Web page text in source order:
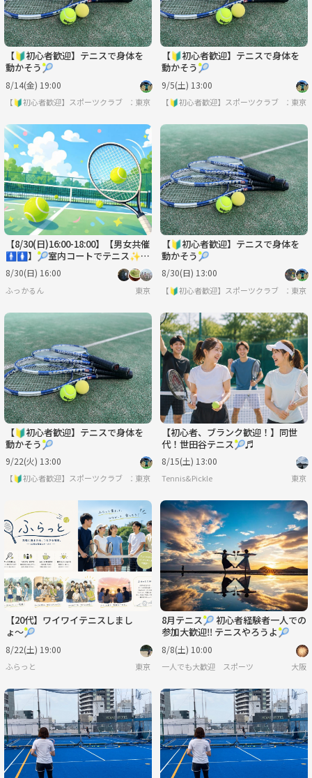
【🔰初心者歓迎】テニスで身体を
動かそう🎾
8/14(金) 19:00
【🔰初心者歓迎】スポーツクラブ エンジョイアブル
東京
【🔰初心者歓迎】テニスで身体を
動かそう🎾
9/5(土) 13:00
【🔰初心者歓迎】スポーツクラブ エンジ
東京
【8/30(日)16:00-18:00】【男女共催
🚹️🚺️】🎾室内コートでテニス✨超
初心者の方向けテニス企画😄
8/30(日) 16:00
ふっかるん 東京
【🔰初心者歓迎】テニスで身体を
動かそう🎾
8/30(日) 13:00
【🔰初心者歓迎】スポーツクラブ エンジ
東京
【🔰初心者歓迎】テニスで身体を
動かそう🎾
9/22(火) 13:00
【🔰初心者歓迎】スポーツクラブ エンジョイアブル
東京
【初心者、ブランク歓迎！】同世
代！世田谷テニス🎾♬
8/15(土) 13:00
Tennis&Pickle 東京
【20代】ワイワイテニスしまし
ょ〜🎾
8/22(土) 19:00
ふらっと 東京
8月テニス🎾 初心者経験者一人での
参加大歓迎‼️ テニスやろうよ🎾
8/8(土) 10:00
一人でも大歓迎 スポーツ 大阪